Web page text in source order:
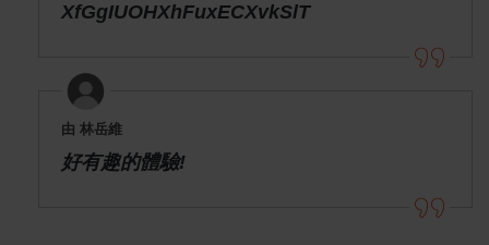
XfGgIUOHXhFuxECXvkSlT
由 林岳維
好有趣的體驗!